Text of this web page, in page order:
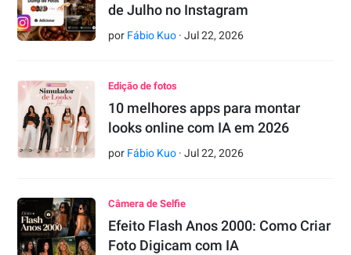
de Julho no Instagram
por Fábio Kuo ·Jul 22,2026
Edição de fotos
10 melhores apps para montar
looks online com IA em 2026
por Fábio Kuo ·Jul 22,2026
Câmera de Selfie
Efeito Flash Anos 2000: Como Criar
Foto Digicam com IA